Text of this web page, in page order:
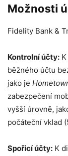
Možnosti
Fidelity Bank &
Kontrolní účty:
běžného účtu
jako je
zabezpečení
vyšší úrovně,
počáteční vklad
Spořicí účty: K